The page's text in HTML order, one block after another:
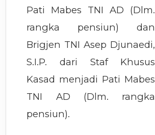
Pati Mabes TNI AD (Dlm.
rangka pensiun) dan
Brigjen TNI Asep Djunaedi,
S.I.P. dari Staf Khusus
Kasad menjadi Pati Mabes
TNI AD (Dlm. rangka
pensiun).